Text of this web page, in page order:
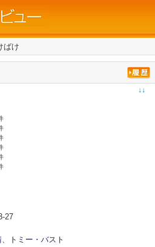
ばけ
↓↓
27
、
トミー・バスト